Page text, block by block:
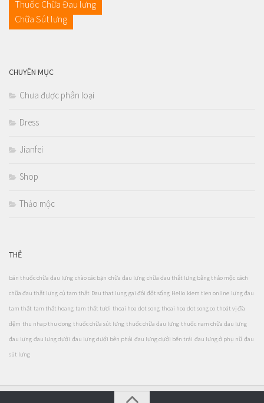
Thuốc Chữa Đau lưng
Chữa Sút lưng
CHUYÊN MỤC
Chưa được phân loại
Dress
Jianfei
Shop
Thảo mộc
THẺ
bán thuốc chữa đau lưng chào các bạn chữa đau lưng chữa đau thắt lưng bằng thảo mộc cách
chữa đau thắt lưng củ tam thất Dau that lung gai đôi đốt sống Hello kiem tien online lưng đau
tam thất tam thất hoang tam thất tươi thoai hoa dot song thoai hoa dot song co thoát vị đĩa
đệm thu nhap thu dong thuốc chữa sút lưng thuốc chữa đau lưng thuốc nam chữa đau lưng
đau lưng đau lưng dưới đau lưng dưới bên phải đau lưng dưới bên trái đau lưng ở phụ nữ đau
sút lưng